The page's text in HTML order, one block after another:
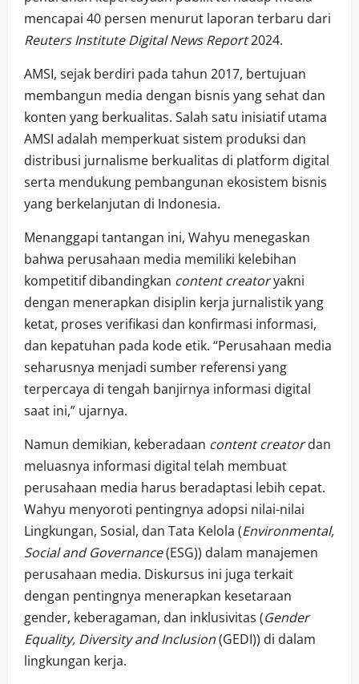
mencapai 40 persen menurut laporan terbaru dari
Reuters Institute Digital News Report2024.
AMSI, sejak berdiri pada tahun 2017, bertujuan
membangun media dengan bisnis yang sehat dan
konten yang berkualitas. Salah satu inisiatif utama
AMSI adalah memperkuat sistem produksi dan
distribusi jurnalisme berkualitas di platform digital
serta mendukung pembangunan ekosistem bisnis
yang berkelanjutan di Indonesia.
Menanggapi tantangan ini, Wahyu menegaskan
bahwa perusahaan media memiliki kelebihan
kompetitif dibandingkan content creatoryakni
dengan menerapkan disiplin kerja jurnalistik yang
ketat, proses verifikasi dan konfirmasi informasi,
dan kepatuhan pada kode etik. “Perusahaan media
seharusnya menjadi sumber referensi yang
terpercaya di tengah banjirnya informasi digital
saat ini,” ujarnya.
Namun demikian, keberadaan content creatordan
meluasnya informasi digital telah membuat
perusahaan media harus beradaptasi lebih cepat.
Wahyu menyoroti pentingnya adopsi nilai-nilai
Lingkungan, Sosial, dan Tata Kelola (Environmental,
Social and Governance(ESG)) dalam manajemen
perusahaan media. Diskursus ini juga terkait
dengan pentingnya menerapkan kesetaraan
gender, keberagaman, dan inklusivitas (Gender
Equality, Diversity and Inclusion(GEDI)) di dalam
lingkungan kerja.